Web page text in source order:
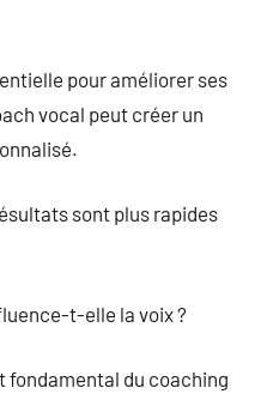
pour améliorer ses
vocal peut créer un
sont plus rapides
t-elle la voix ?
fondamental du coaching